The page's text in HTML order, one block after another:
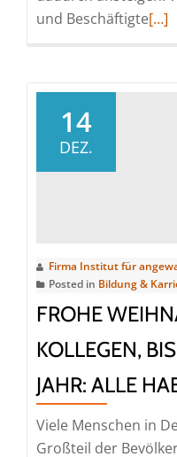
und BeschäftigteRead
[…]
14
DEZ.
Firma Institut für
Posted in Bildung &
FROHE
KOLLEGEN,
JAHR: ALLE
Viele Menschen in
Großteil der